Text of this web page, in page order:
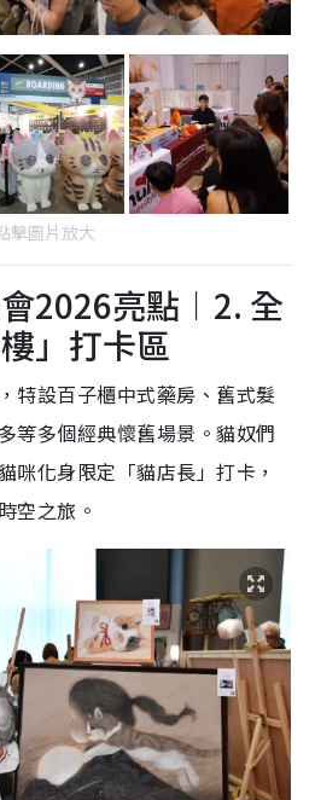
擊圖片放大
2026亮點︱2. 全
」打卡區
特設百子櫃中式藥房、舊式髮
等多個經典懷舊場景。貓奴們
咪化身限定「貓店長」打卡，
空之旅。